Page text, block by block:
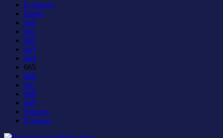
В начало
Назад
660
661
662
663
664
665
666
667
668
669
Вперед
В конец